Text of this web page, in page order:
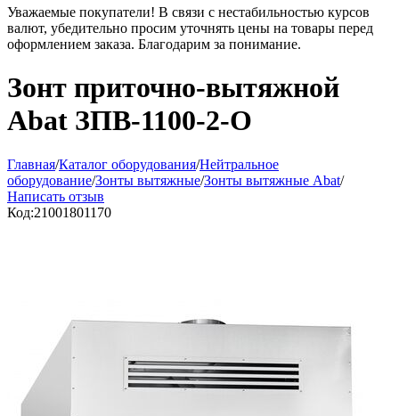
Уважаемые покупатели! В связи с нестабильностью курсов
валют, убедительно просим уточнять цены на товары перед
оформлением заказа. Благодарим за понимание.
Зонт приточно-вытяжной
Abat ЗПВ-1100-2-О
Главная/Каталог оборудования/Нейтральное
оборудование/Зонты вытяжные/Зонты вытяжные Abat/
Написать отзыв
Код:21001801170